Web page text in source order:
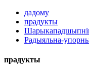
дадому
прадукты
Радыяльна-
прадукты